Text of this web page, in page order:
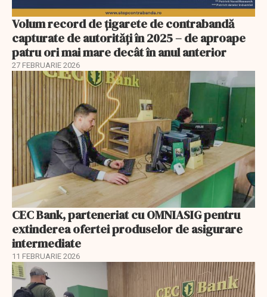
Volum record de țigarete de contrabandă
capturate de autorități în 2025 – de aproape
patru ori mai mare decât în anul anterior
27 FEBRUARIE 2026
CEC Bank, parteneriat cu OMNIASIG pentru
extinderea ofertei produselor de asigurare
intermediate
11 FEBRUARIE 2026